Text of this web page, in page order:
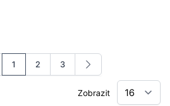
Právě si prohlížíte stránku
1 Stránka
2 Stránka
3
Zobrazit